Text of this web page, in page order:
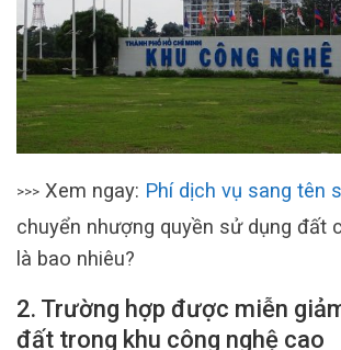
>>> Xem ngay: Phí dịch vụ sang tên
chuyển nhượng quyền sử dụng đất
là bao nhiêu?
2. Trường hợp được miễn
đất trong khu công nghệ cao